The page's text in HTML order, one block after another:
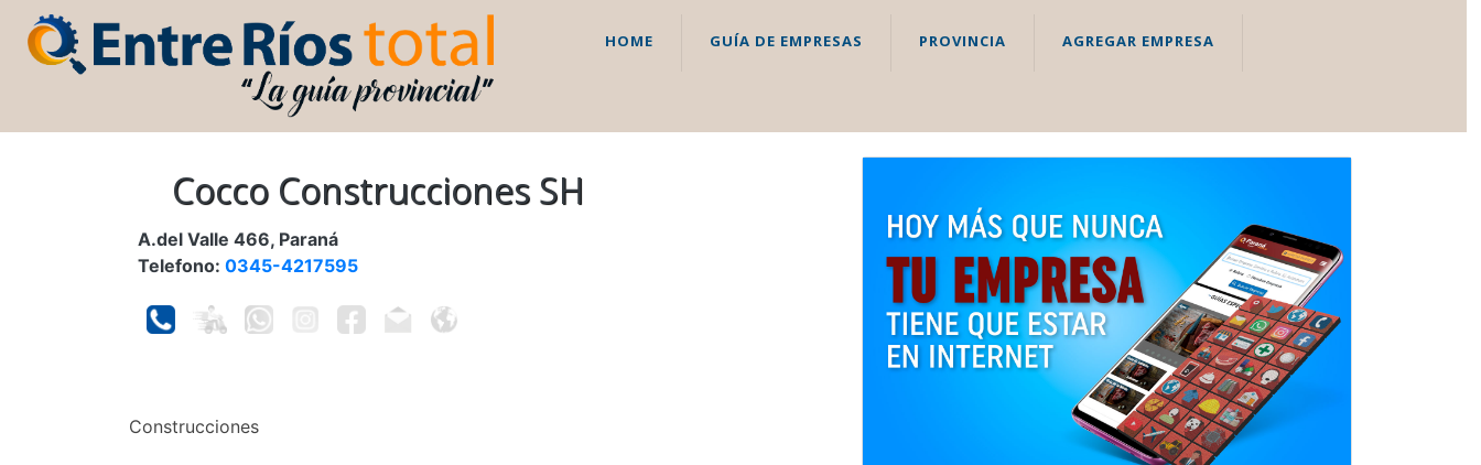
HOME GUÍA DE EMPRESAS PROVINCIA AGREGAR EMPRESA
Cocco Construcciones SH
A.del Valle 466, Paraná
Telefono: 0345-4217595
Construcciones